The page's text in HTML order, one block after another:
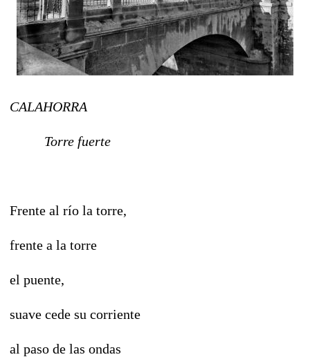
CALAHORRA
Torre fuerte
Frente al río la torre,
frente a la torre
el puente,
suave cede su corriente
al paso de las ondas